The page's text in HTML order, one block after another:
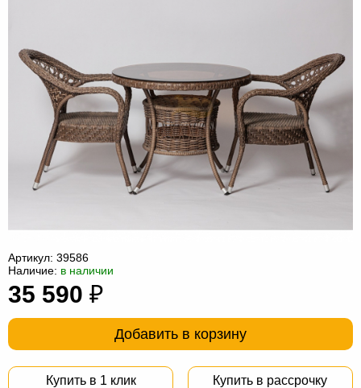
гостиную
Мебель
прихожей
Столы
Офисная
мебель
Столы
Мебель
ванной
трансформер
Матрасы
ротанга
мебель
Косметологическое
Артикул: 39586
Наличие: в наличии
35 590 ₽
Добавить в корзину
Купить в 1 клик Купить в рассрочку